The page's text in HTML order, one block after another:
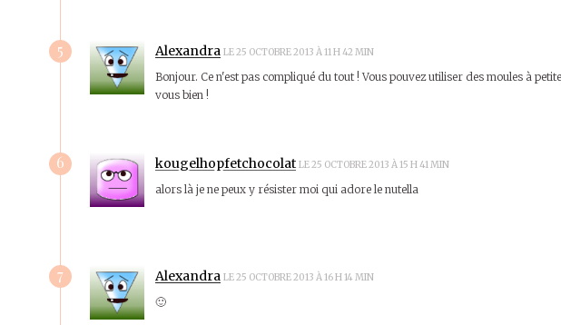
5 Alexandra LE 25 OCTOBRE 2013 À 11 H 42 MIN
Bonjour. Ce n'est pas compliqué du tout ! Vous pouvez utiliser des moules à
vous bien !
6 kougelhopfetchocolat LE 25 OCTOBRE 2013 À 15 H 41 MIN
alors là je ne peux y résister moi qui adore le nutella
7 Alexandra LE 25 OCTOBRE 2013 À 16 H 14 MIN
🙂